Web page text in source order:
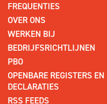
FREQUENTIES
OVER ONS
WERKEN BIJ
BEDRIJFSRICHTLIJNEN
PBO
OPENBARE REGISTERS EN
DECLARATIES
RSS FEEDS